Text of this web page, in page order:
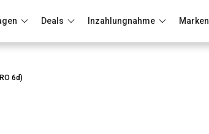
Deals Inzahlungnahme Marken
6d)